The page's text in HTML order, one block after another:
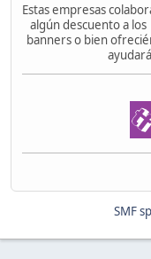
Estas empresas
algún descuento a
banners o bien
SMF